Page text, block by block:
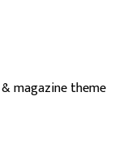
magazine theme